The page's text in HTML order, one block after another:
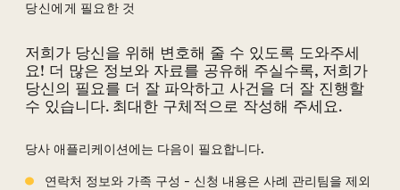
당신에게 필요한 것
저희가 여러분께 요청드릴 사항
저희가 당신을 위해 변호해 줄 수 있도록 도와주세
요! 더 많은 정보와 자료를 공유해 주실수록, 저희가
당신의 필요를 더 잘 파악하고 사건을 더 잘 진행할
수 있습니다. 최대한 구체적으로 작성해 주세요.
당사 애플리케이션에는 다음이 필요합니다.
연락처 정보와 가족 구성 - 신청 내용은 사례 관리팀을 제외